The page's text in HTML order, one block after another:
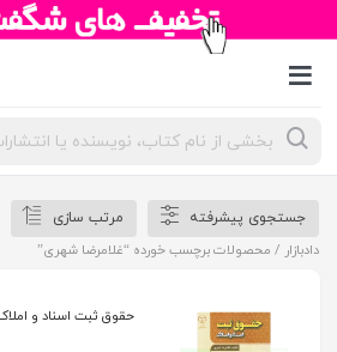
جستجوی
محصولات
جستجوی پیشرفته
مرتب سازی
دادبازار / محصولات برچسب خورده “غلامرضا شهری”
حقوق ثبت اسناد و